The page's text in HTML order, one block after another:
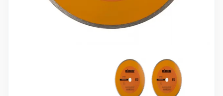
Все бренды